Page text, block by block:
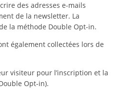
des adresses e-mails
de la newsletter. La
la méthode Double Opt-in.
également collectées lors de
visiteur pour l’inscription et la
Opt-in).